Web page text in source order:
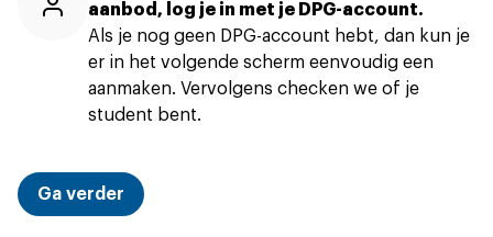
aanbod, log je in met je DPG-account.
Als je nog geen DPG-account hebt, dan kun je
er in het volgende scherm eenvoudig een
aanmaken. Vervolgens checken we of je
student bent.
Ga verder